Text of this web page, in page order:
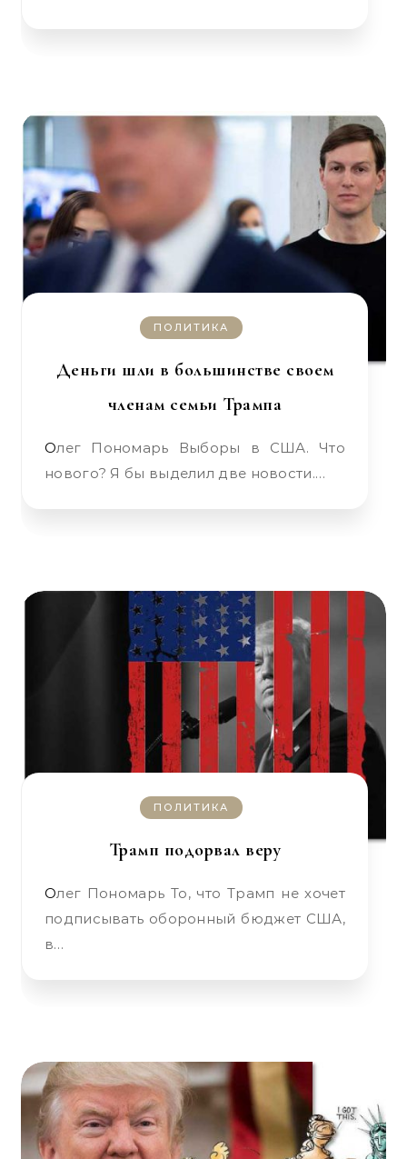
ПОЛИТИКА
Деньги шли в большинстве своем
членам семьи Трампа
Олег Пономарь Выборы в США. Что
нового? Я бы выделил две новости.…
ПОЛИТИКА
Трамп подорвал веру
Олег Пономарь То, что Трамп не хочет
подписывать оборонный бюджет США,
в…